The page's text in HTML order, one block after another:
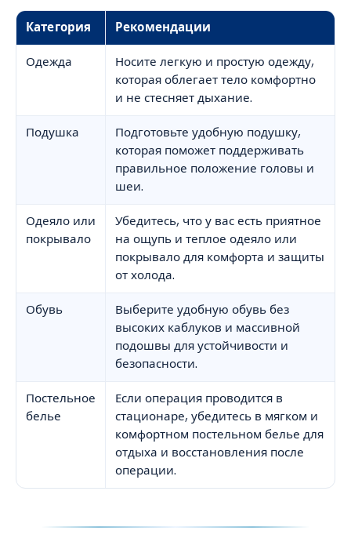
Категория Рекомендации
Одежда
Носите легкую и простую одежду,
которая облегает тело комфортно
и не стесняет дыхание.
Подушка
Подготовьте удобную подушку,
которая поможет поддерживать
правильное положение головы и
шеи.
Одеяло или
покрывало
Убедитесь, что у вас есть приятное
на ощупь и теплое одеяло или
покрывало для комфорта и защиты
от холода.
Обувь
Выберите удобную обувь без
высоких каблуков и массивной
подошвы для устойчивости и
безопасности.
Постельное
белье
Если операция проводится в
стационаре, убедитесь в мягком и
комфортном постельном белье для
отдыха и восстановления после
операции.